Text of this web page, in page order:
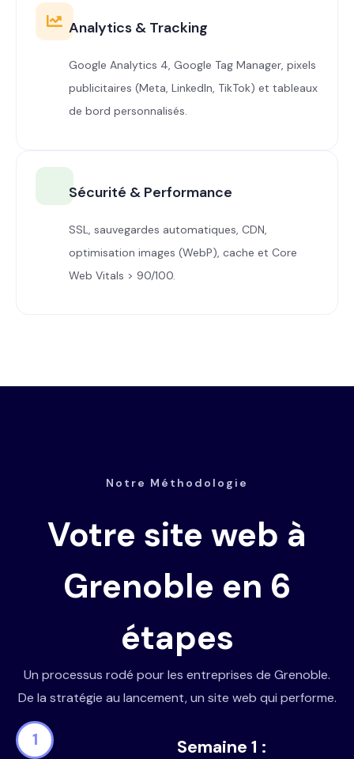
Analytics & Tracking
Google Analytics 4, Google Tag Manager, pixels
publicitaires (Meta, LinkedIn, TikTok) et tableaux
de bord personnalisés.
Sécurité & Performance
SSL, sauvegardes automatiques, CDN,
optimisation images (WebP), cache et Core
Web Vitals > 90/100.
Notre Méthodologie
Votre site web à
Grenoble en 6
étapes
Un processus rodé pour les entreprises de Grenoble.
De la stratégie au lancement, un site web qui performe.
1 Semaine 1 :